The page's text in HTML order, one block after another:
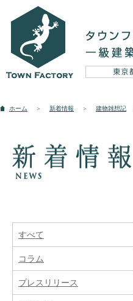
設計実例
新築 リ
コンセプ
5つのテーマ
ホーム ＞ 新着情報 ＞ 建物雑想記
すべて
コラム
プレスリリース